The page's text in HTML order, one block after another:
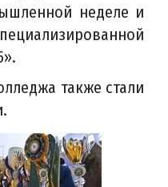
неделе и
также стали